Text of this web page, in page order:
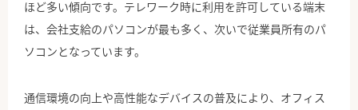
ほど多い傾向です。テレワーク時に利用を許可している端末
は、会社支給のパソコンが最も多く、次いで従業員所有のパ
ソコンとなっています。
通信環境の向上や高性能なデバイスの普及により、オフィス